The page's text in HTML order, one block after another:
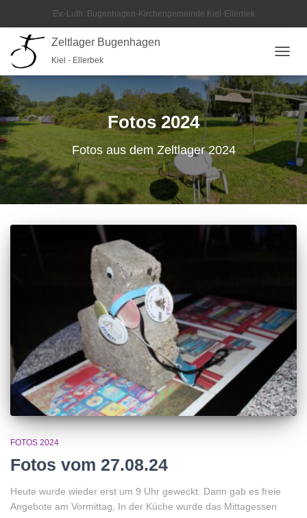
Ev.-Luth. Bugenhagen-Kirchengemeinde Kiel-Ellerbek
Zeltlager Bugenhagen
Kiel - Ellerbek
Fotos 2024
Fotos aus dem Zeltlager 2024
FOTOS 2024
Fotos vom 27.08.24
Heute wurde wieder erst um 9 Uhr geweckt. Dann gab es freie
Angebote am Vormittag, In der Küche wurde das Mittagessen